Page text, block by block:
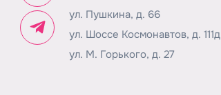
ул. Пушкина, д. 66
ул. Шоссе Космонавтов, д. 111д
ул. М. Горького, д. 27